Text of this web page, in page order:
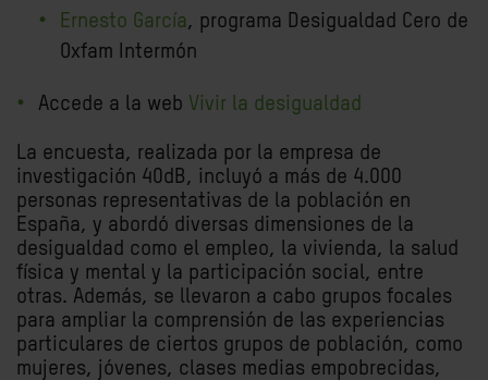
Ernesto García, programa Desigualdad Cero de
Oxfam Intermón
Accede a la web Vivir la desigualdad
La encuesta, realizada por la empresa de
investigación 40dB, incluyó a más de 4.000
personas representativas de la población en
España, y abordó diversas dimensiones de la
desigualdad como el empleo, la vivienda, la salud
física y mental y la participación social, entre
otras. Además, se llevaron a cabo grupos focales
para ampliar la comprensión de las experiencias
particulares de ciertos grupos de población, como
mujeres, jóvenes, clases medias empobrecidas,